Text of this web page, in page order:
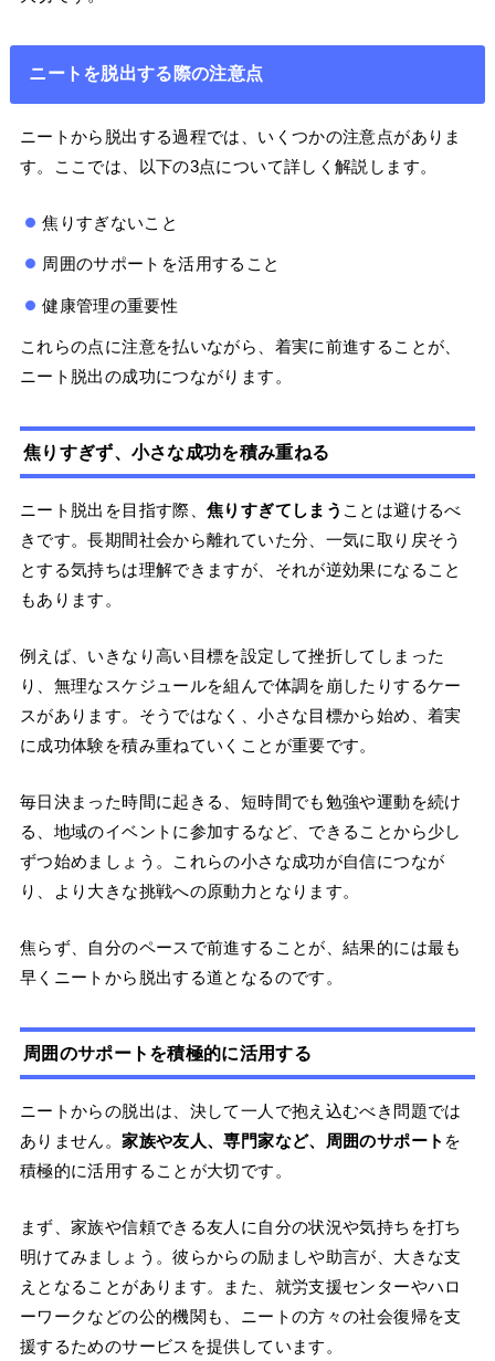
ニートを脱出する際の注意点
ニートから脱出する過程では、いくつかの注意点がありま
す。ここでは、以下の3点について詳しく解説します。
焦りすぎないこと
周囲のサポートを活用すること
健康管理の重要性
これらの点に注意を払いながら、着実に前進することが、
ニート脱出の成功につながります。
焦りすぎず、小さな成功を積み重ねる
ニート脱出を目指す際、焦りすぎてしまう ことは避けるべ
きです。長期間社会から離れていた分、一気に取り戻そう
とする気持ちは理解できますが、それが逆効果になること
もあります。
例えば、いきなり高い目標を設定して挫折してしまった
り、無理なスケジュールを組んで体調を崩したりするケー
スがあります。そうではなく、小さな目標から始め、着実
に成功体験を積み重ねていくことが重要です。
毎日決まった時間に起きる、短時間でも勉強や運動を続け
る、地域のイベントに参加するなど、できることから少し
ずつ始めましょう。これらの小さな成功が自信につなが
り、より大きな挑戦への原動力となります。
焦らず、自分のペースで前進することが、結果的には最も
早くニートから脱出する道となるのです。
周囲のサポートを積極的に活用する
ニートからの脱出は、決して一人で抱え込むべき問題では
ありません。家族や友人、専門家など、周囲のサポート を
積極的に活用することが大切です。
まず、家族や信頼できる友人に自分の状況や気持ちを打ち
明けてみましょう。彼らからの励ましや助言が、大きな支
えとなることがあります。また、就労支援センターやハロ
ーワークなどの公的機関も、ニートの方々の社会復帰を支
援するためのサービスを提供しています。